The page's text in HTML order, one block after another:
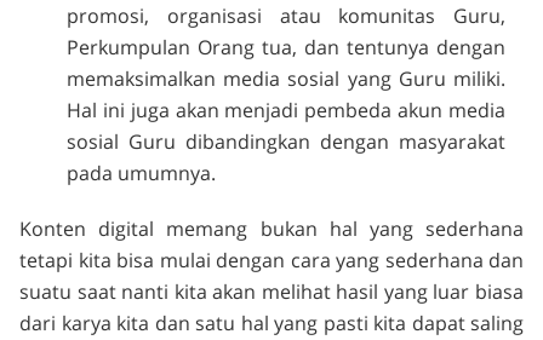
promosi, organisasi atau komunitas Guru,
Perkumpulan Orang tua, dan tentunya dengan
memaksimalkan media sosial yang Guru miliki.
Hal ini juga akan menjadi pembeda akun media
sosial Guru dibandingkan dengan masyarakat
pada umumnya.
Konten digital memang bukan hal yang sederhana
tetapi kita bisa mulai dengan cara yang sederhana dan
suatu saat nanti kita akan melihat hasil yang luar biasa
dari karya kita dan satu hal yang pasti kita dapat saling